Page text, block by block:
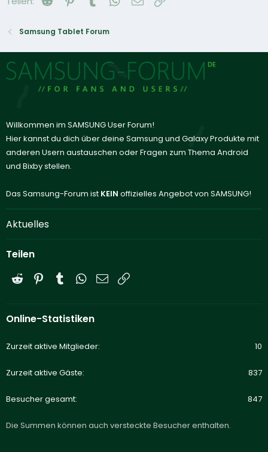
Samsung Tablet Forum
Willkommen im SAMSUNG User Forum!
Hier kannst du dich über deine Samsung und Galaxy Produkte mit
anderen Usern austauschen oder Fragen zum Thema Android
und Bixby stellen.
Das Samsung-Forum ist KEIN offizielles Angebot von SAMSUNG!
Aktuelles
Teilen
Reddit PinterestTumblrWhatsApp
E-Mail
Online-Statistiken
Zurzeit aktive Mitglieder 10
Zurzeit aktive Gäste 837
Besucher gesamt 847
Die Summen können auch versteckte Besucher enthalten.